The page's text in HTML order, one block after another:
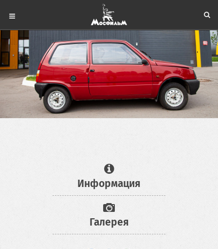
Информация
Галерея